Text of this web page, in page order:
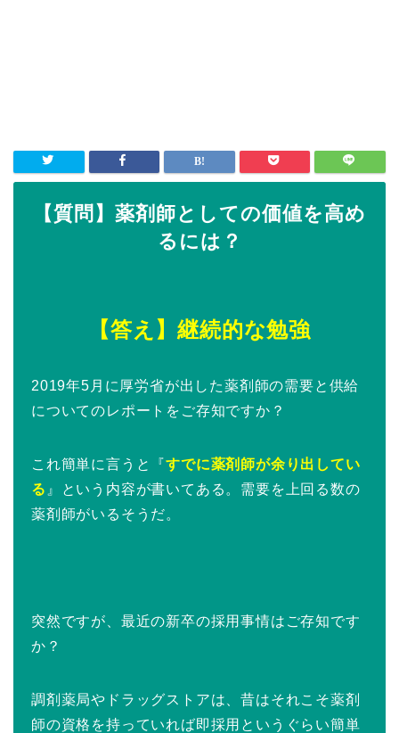
【質問】薬剤師としての価値を高め
るには？
【答え】継続的な勉強
2019年5月に厚労省が出した薬剤師の需要と供給
についてのレポートをご存知ですか？
これ簡単に言うと『すでに薬剤師が余り出してい
る 』という内容が書いてある。需要を上回る数の
薬剤師がいるそうだ。
突然ですが、最近の新卒の採用事情はご存知です
か？
調剤薬局やドラッグストアは、昔はそれこそ薬剤
師の資格を持っていれば即採用というぐらい簡単